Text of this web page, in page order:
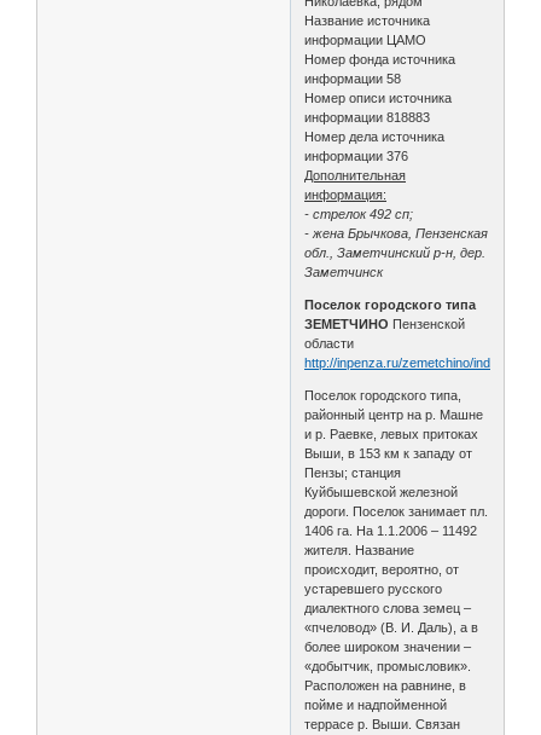
Название источника
информации ЦАМО
Номер фонда источника
информации 58
Номер описи источника
информации 818883
Номер дела источника
информации 376
Дополнительная
информация:
- стрелок 492 сп;
- жена Брычкова, Пензенская
обл., Заметчинский р-н, дер.
Заметчинск
Поселок городского типа
ЗЕМЕТЧИНО Пензенской
области
http://inpenza.ru/zemetchino/index.php
Поселок городского типа,
районный центр на р. Машне
и р. Раевке, левых притоках
Выши, в 153 км к западу от
Пензы; станция
Куйбышевской железной
дороги. Поселок занимает пл.
1406 га. На 1.1.2006 – 11492
жителя. Название
происходит, вероятно, от
устаревшего русского
диалектного слова земец –
«пчеловод» (В. И. Даль), а в
более широком значении –
«добытчик, промысловик».
Расположен на равнине, в
пойме и надпойменной
террасе р. Выши. Связан